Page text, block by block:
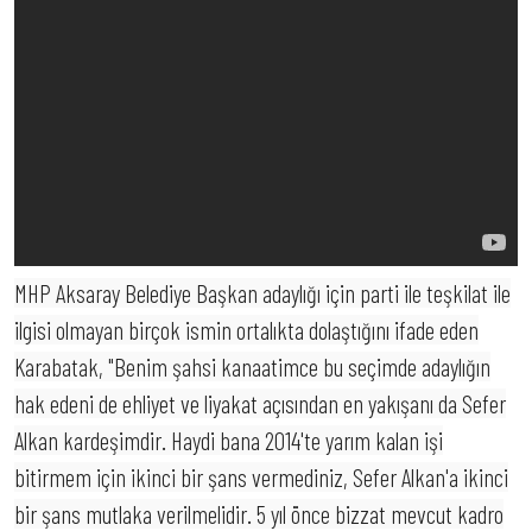
MHP Aksaray Belediye Başkan adaylığı için parti ile teşkilat ile
ilgisi olmayan birçok ismin ortalıkta dolaştığını ifade eden
Karabatak, "Benim şahsi kanaatimce bu seçimde adaylığın
hak edeni de ehliyet ve liyakat açısından en yakışanı da Sefer
Alkan kardeşimdir. Haydi bana 2014'te yarım kalan işi
bitirmem için ikinci bir şans vermediniz, Sefer Alkan'a ikinci
bir şans mutlaka verilmelidir. 5 yıl önce bizzat mevcut kadro